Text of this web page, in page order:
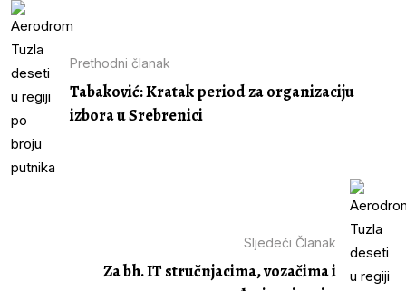
Prethodni članak
Tabaković: Kratak period za organizaciju
izbora u Srebrenici
Sljedeći Članak
Za bh. IT stručnjacima, vozačima i